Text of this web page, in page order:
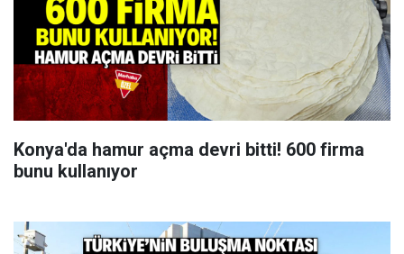
Konya'da hamur açma devri bitti! 600 firma
bunu kullanıyor